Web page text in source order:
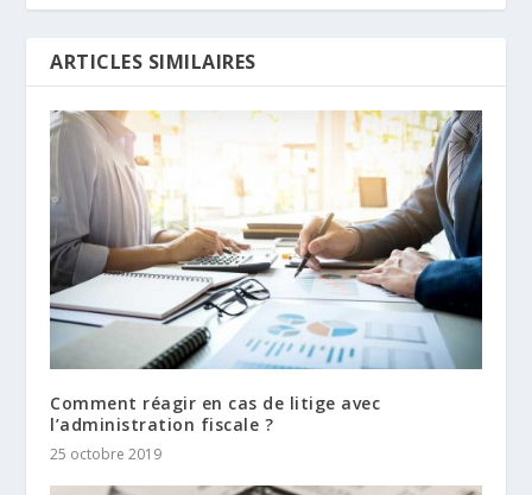
ARTICLES SIMILAIRES
Comment réagir en cas de litige avec
l’administration fiscale ?
25 octobre 2019